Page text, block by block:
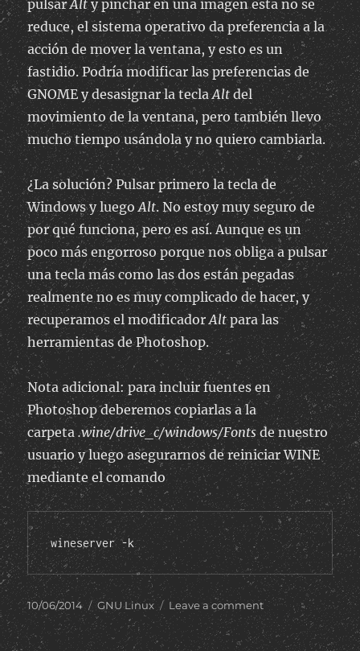
pulsarAlty pinchar en una imagen esta no se
reduce, el sistema operativo da preferencia a la
acción de mover la ventana, y esto es un
fastidio. Podría modificar las preferencias de
GNOME y desasignar la teclaAlt del
movimiento de la ventana, pero también llevo
mucho tiempo usándola y no quiero cambiarla.
¿La solución? Pulsar primero la tecla de
Windows y luegoAlt. No estoy muy seguro de
por qué funciona, pero es así. Aunque es un
poco más engorroso porque nos obliga a pulsar
una tecla más como las dos están pegadas
realmente no es muy complicado de hacer, y
recuperamos el modificadorAltpara las
herramientas de Photoshop.
Nota adicional: para incluir fuentes en
Photoshop deberemos copiarlas a la
carpeta.wine/drive_c/windows/Fontsde nuestro
usuario y luego asegurarnos de reiniciar WINE
mediante el comando
wineserver -k
Posted
on
10/06/2014 Categories
GNU Linux Leave a commenton
Usar
la